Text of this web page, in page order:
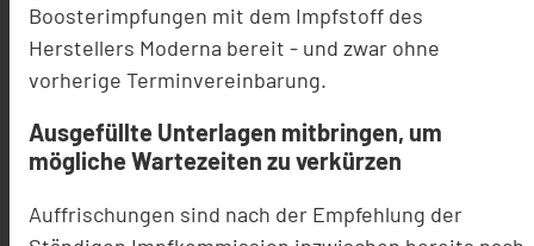
Boosterimpfungen mit dem Impfstoff des
Herstellers Moderna bereit - und zwar ohne
vorherige Terminvereinbarung.
Ausgefüllte Unterlagen mitbringen, um
mögliche Wartezeiten zu verkürzen
Auffrischungen sind nach der Empfehlung der